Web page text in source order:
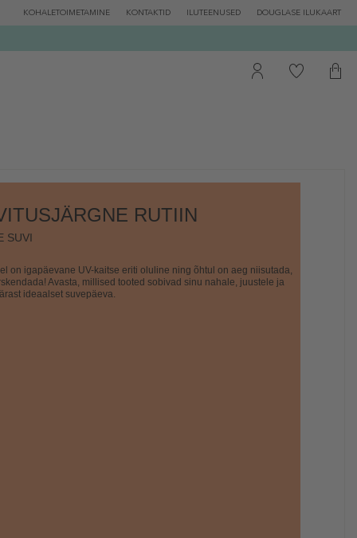
KOHALETOIMETAMINE KONTAKTID ILUTEENUSED DOUGLASE ILUKAART
RUTIIN
SUVI
on igapäevane UV-kaitse eriti oluline ning õhtul on aeg niisutada,
Avasta, millised tooted sobivad sinu nahale, juustele ja
ideaalset suvepäeva.